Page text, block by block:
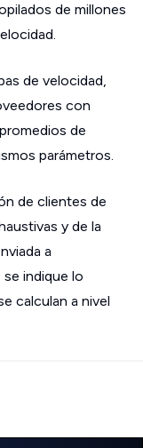
de millones
de velocidad,
con
de
parámetros.
de clientes de
y de la
a
indique lo
calculan a nivel